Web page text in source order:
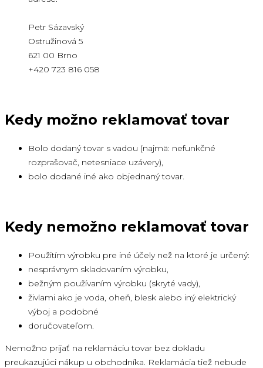
Petr Sázavský
Ostružinová 5
621 00 Brno
+420 723 816 058
Kedy možno reklamovať tovar
Bolo dodaný tovar s vadou (najmä: nefunkčné
rozprašovač, netesniace uzávery),
bolo dodané iné ako objednaný tovar.
Kedy nemožno reklamovať tovar
Použitím výrobku pre iné účely než na ktoré je určený:
nesprávnym skladovaním výrobku,
bežným používaním výrobku (skryté vady),
živlami ako je voda, oheň, blesk alebo iný elektrický
výboj a podobné
doručovateľom.
Nemožno prijať na reklamáciu tovar bez dokladu
preukazujúci nákup u obchodníka. Reklamácia tiež nebude